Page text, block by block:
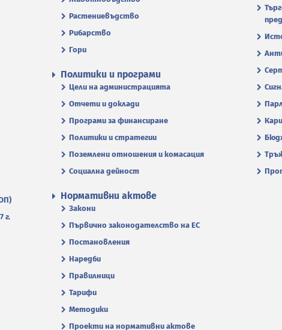
Растениевъдство
Рибарство
Гори
Политики и програми
Цели на администрацията
Отчети и доклади
Програми за финансиране
Политики и стратегии
Поземлени отношения и комасация
Социална дейност
г.
Нормативни актове
Закони
Първично законодателство на ЕС
Постановления
Наредби
Правилници
Тарифи
Методики
Проекти на нормативни актове